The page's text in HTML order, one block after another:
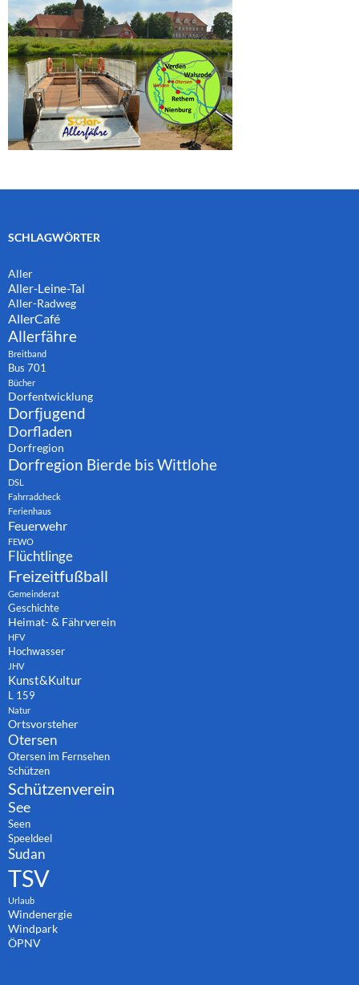
SCHLAGWÖRTER
Aller
Aller-Leine-Tal
Aller-Radweg
AllerCafé
Allerfähre
Breitband
Bus 701
Bücher
Dorfentwicklung
Dorfjugend
Dorfladen
Dorfregion
Dorfregion Bierde bis Wittlohe
DSL
Fahrradcheck
Ferienhaus
Feuerwehr
FEWO
Flüchtlinge
Freizeitfußball
Gemeinderat
Geschichte
Heimat- & Fährverein
HFV
Hochwasser
JHV
Kunst&Kultur
L 159
Natur
Ortsvorsteher
Otersen
Otersen im Fernsehen
Schützen
Schützenverein
See
Seen
Speeldeel
Sudan
TSV
Urlaub
Windenergie
Windpark
ÖPNV